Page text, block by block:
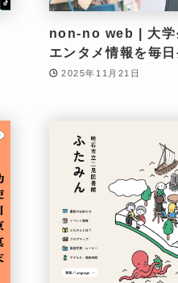
non-no web | 大学
エンタメ情報を毎日
2025年11月21日